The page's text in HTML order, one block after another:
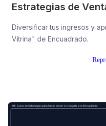
Estrategias de
Diversificar tus ingresos y
Vitrina" de Encuadrado.